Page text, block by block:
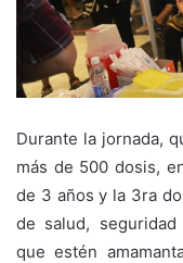
Durante la jornada,
más de 500 dosis,
de 3 años y la 3ra
de salud,
que estén